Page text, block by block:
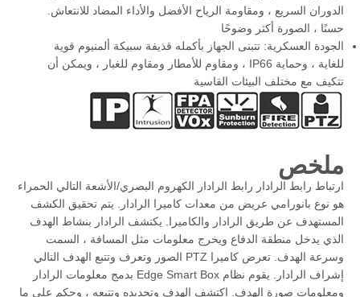
الدوران السريع ، ومقاومة الرياح الأفضل والأداء المضاد للانتعاش.
حسنًا ، الصورة أكثر وضوحًا
الجودة العسكرية: تتبنى الجهاز بأكمله قذيفة سبيكة ألمنيوم قوية
للغاية ، وحماية IP66 ، ومقاوم للأمطار ومقاوم للغبار ، ويمكن أن
تتكيف مع مختلف البيئات القاسية
ملخص
ارتباط رابط الرادار رابط الرادار الكهروم البصري/الأشعة التالي الحمراء
هو نوع بانورامي عريض من معدات كاميرا الرادار. يتم تحقيق الكشف
المستهدف عن طريق الرادار والكاميرا. يكتشف الرادار بنشاط الهدف
الذي يدخل منطقة الدفاع ويخرج معلومات مثل المسافة ، السمت
وسرعة الهدف. تعرض كاميرا PTZ الصور وتعرف وتتبع الهدف التالي
إشراف الرادار. يقوم نظام Edge Smart Box بدمج معلومات الرادار
ومعلومات صورة الهدف. اكتشف الهدف وتحديده وتتبعه ، وحكم على ما